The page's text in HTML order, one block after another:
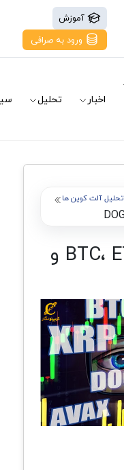
آموزش
ورود به صرافی
اخبار تحلیل
تحلیل آلت کوین ها
تحلیل قیمت BTC، ETH و